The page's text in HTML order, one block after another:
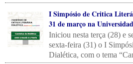
I Simpósio de Critica
31 de março na
Iniciou nesta terça (28) e
sexta-feira (31) o I
Dialética, com o tema